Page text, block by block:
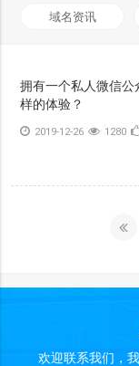
域名资讯
拥有一个私人微信公
样的体验？
2019-12-26 1280
欢迎联系我们，